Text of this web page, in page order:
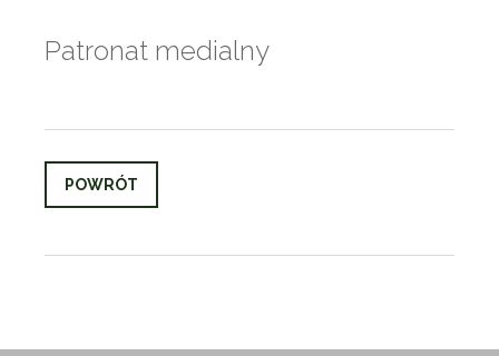
Patronat medialny
POWRÓT